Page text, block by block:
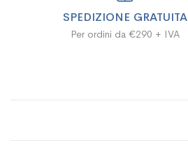
SPEDIZIONE GRATUITA
Per ordini da €290 + IVA